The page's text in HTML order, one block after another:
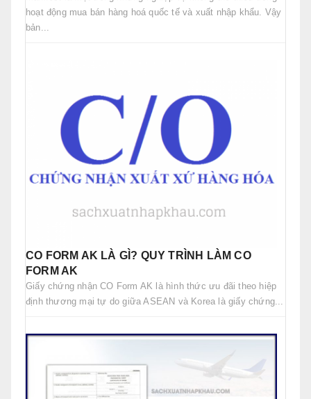
hoạt động mua bán hàng hoá quốc tế và xuất nhập khẩu. Vậy
bản...
CO FORM AK LÀ GÌ? QUY TRÌNH LÀM CO
FORM AK
Giấy chứng nhận CO Form AK là hình thức ưu đãi theo hiệp
định thương mại tự do giữa ASEAN và Korea là giấy chứng...